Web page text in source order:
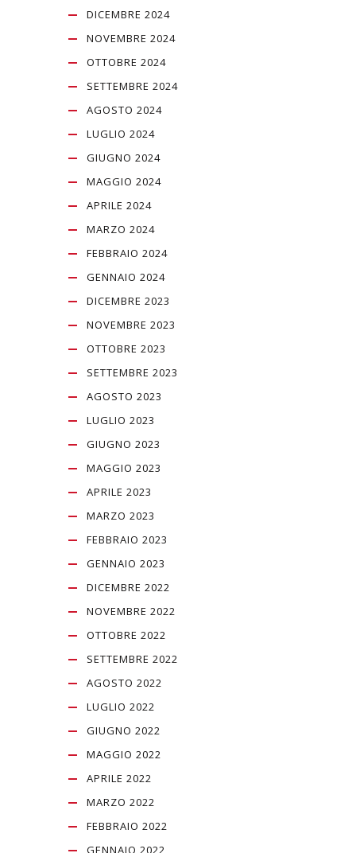
DICEMBRE 2024
NOVEMBRE 2024
OTTOBRE 2024
SETTEMBRE 2024
AGOSTO 2024
LUGLIO 2024
GIUGNO 2024
MAGGIO 2024
APRILE 2024
MARZO 2024
FEBBRAIO 2024
GENNAIO 2024
DICEMBRE 2023
NOVEMBRE 2023
OTTOBRE 2023
SETTEMBRE 2023
AGOSTO 2023
LUGLIO 2023
GIUGNO 2023
MAGGIO 2023
APRILE 2023
MARZO 2023
FEBBRAIO 2023
GENNAIO 2023
DICEMBRE 2022
NOVEMBRE 2022
OTTOBRE 2022
SETTEMBRE 2022
AGOSTO 2022
LUGLIO 2022
GIUGNO 2022
MAGGIO 2022
APRILE 2022
MARZO 2022
FEBBRAIO 2022
GENNAIO 2022